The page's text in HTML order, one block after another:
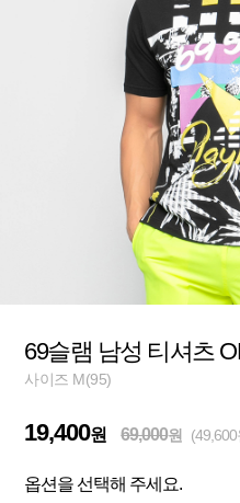
69슬램 남성 티셔츠
사이즈 M(95)
19,400원 69,000원
옵션을 선택해 주세요.